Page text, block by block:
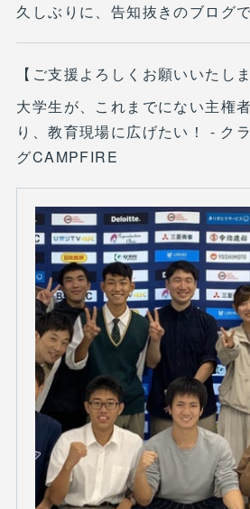
久しぶりに、告知抜きのブログ
【ご支援よろしくお願いいたしま
大学生が、これまでにない主権
り、教育現場に広げたい！ - ク
グCAMPFIRE